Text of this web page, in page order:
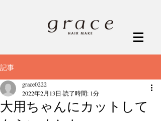
記事
大用ちゃんにカットして
grace0222
2022年2月13日 読了時間: 1分